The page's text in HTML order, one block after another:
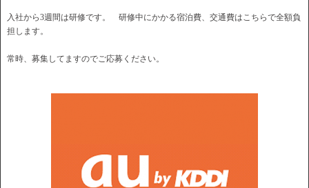
入社から3週間は研修です。 研修中にかかる宿泊費、交通費はこちらで全額負
担します。
常時、募集してますのでご応募ください。